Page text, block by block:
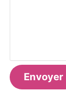
Envoyer